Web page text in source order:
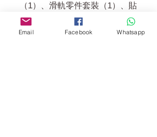
（1）、滑軌零件套裝（1）、貼
紙（1）、說明書（1）
Email Facebook Whatsapp